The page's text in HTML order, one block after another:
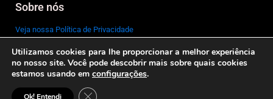
Sobre nós
Veja nossa Política de Privacidade
Copyright
Expediente
© 2026 IVAN MALDONADO – NOTÍCIAS ONLINE–
Utilizamos cookies para lhe proporcionar a melhor experiência
no nosso site. Você pode descobrir mais sobre quais cookies
estamos usando em configurações.
Ok! Entendi Close GDPR Cookie Banner